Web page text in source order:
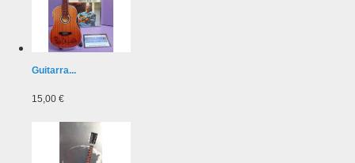
Guitarra...
15,00 €